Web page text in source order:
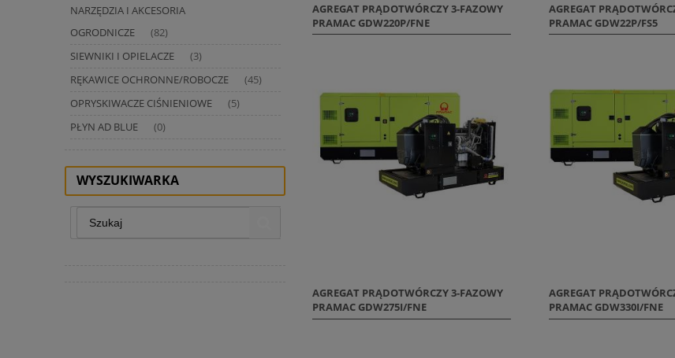
NARZĘDZIA I AKCESORIA
OGRODNICZE
(82)
SIEWNIKI I OPIELACZE (3)
RĘKAWICE OCHRONNE/ROBOCZE (45)
OPRYSKIWACZE CIŚNIENIOWE (5)
PŁYN AD BLUE (0)
WYSZUKIWARKA
AGREGAT PRĄDOTWÓRCZY 3-FAZOWY
PRAMAC GDW220P/FNE
AGREGAT
PRAMAC GDW22P/FS5
AGREGAT PRĄDOTWÓRCZY 3-FAZOWY
PRAMAC GDW275I/FNE
AGREGAT
PRAMAC GDW330I/FNE